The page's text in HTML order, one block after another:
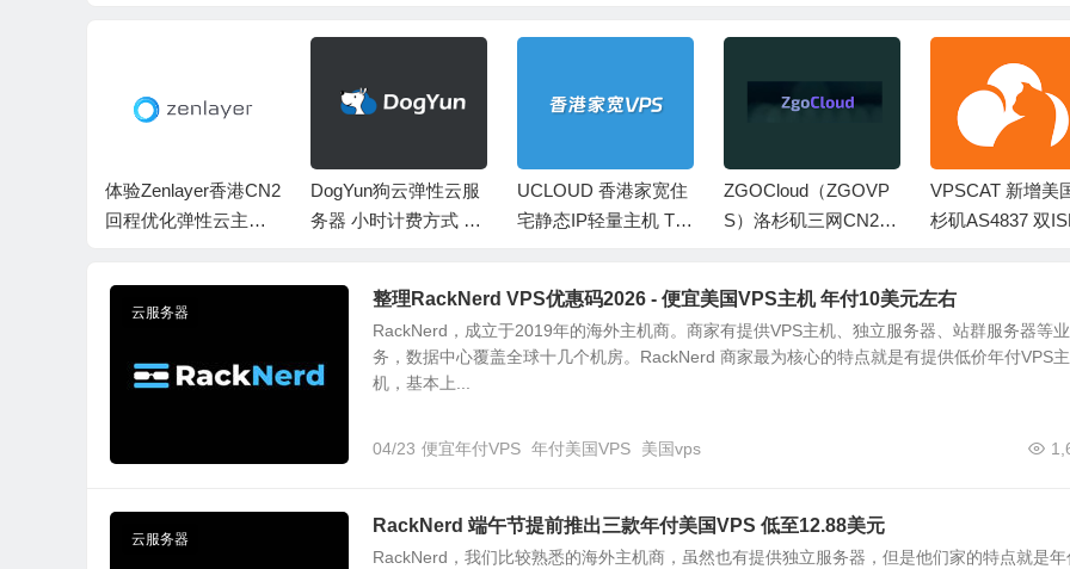
体验Zenlayer香港CN2
回程优化弹性云主机
DogYun狗云弹性云服
务器 小时计费方式 香
UCLOUD 香港家宽住
宅静态IP轻量主机 TK
ZGOCloud（ZGOVP
S）洛杉矶三网CN2 G
VPSCAT 新增美
杉矶AS4837 双
云服务器
整理RackNerd VPS优惠码2026 - 便宜美国VPS主机 年付10美元左右
RackNerd，成立于2019年的海外主机商。商家有提供VPS主机、独立服务器、站群服务器等业
务，数据中心覆盖全球十几个机房。RackNerd 商家最为核心的特点就是有提供低价年付VPS主
机，基本上...
04/23 便宜年付VPS 年付美国VPS 美国vps
云服务器
RackNerd 端午节提前推出三款年付美国VPS 低至12.88美元
RackNerd，我们比较熟悉的海外主机商，虽然也有提供独立服务器，但是他们家的特点就是年